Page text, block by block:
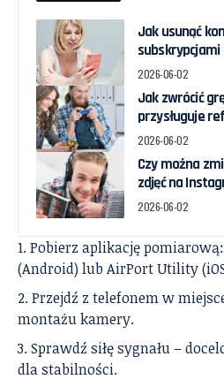
Jak usunąć
subskrypcjami
2026-06-02
Jak zwrócić
przysługuje
2026-06-02
Czy można
zdjęć na
2026-06-02
Pobierz aplikację
(Android) lub AirPort Utility
Przejdź z telefonem w
montażu kamery.
Sprawdź siłę sygnału –
dla stabilności.